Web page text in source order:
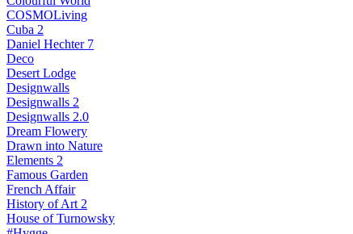
COSMOLiving
Cuba 2
Daniel Hechter 7
Deco
Desert Lodge
Designwalls
Designwalls 2
Designwalls 2.0
Dream Flowery
Drawn into Nature
Elements 2
Famous Garden
French Affair
History of Art 2
House of Turnowsky